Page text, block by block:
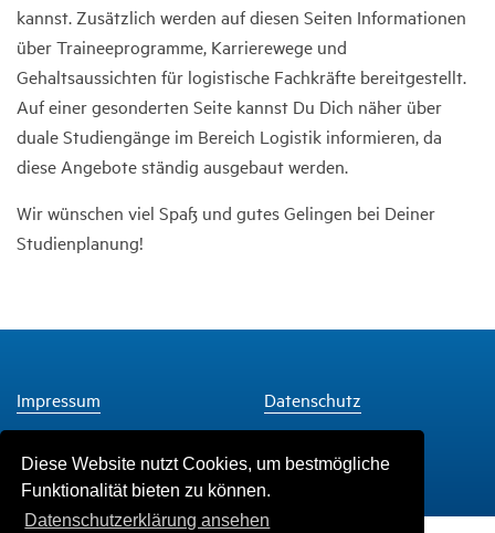
Diese Website nutzt Cookies, um bestmögliche
Funktionalität bieten zu können.
Datenschutzerklärung ansehen
kannst. Zusätzlich werden auf diesen Seiten Informationen
über Traineeprogramme, Karrierewege und
Gehaltsaussichten für logistische Fachkräfte bereitgestellt.
Auf einer gesonderten Seite kannst Du Dich näher über
duale Studiengänge im Bereich Logistik informieren, da
diese Angebote ständig ausgebaut werden.
Wir wünschen viel Spaß und gutes Gelingen bei Deiner
Studienplanung!
Impressum Datenschutz